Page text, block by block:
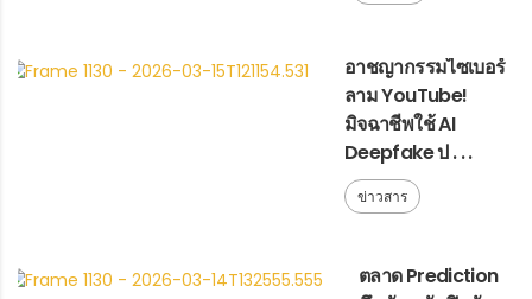
อาชญากรรมไซเบอร์
ลาม YouTube!
มิจฉาชีพใช้ AI
Deepfake ป . . .
ข่าวสาร
ตลาด Prediction